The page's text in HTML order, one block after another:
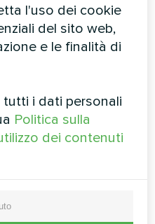
di umidità
guidano la
esterna
l'uso dei cookie
del sito web,
e le finalità di
i dati personali
Politica sulla
dei contenuti